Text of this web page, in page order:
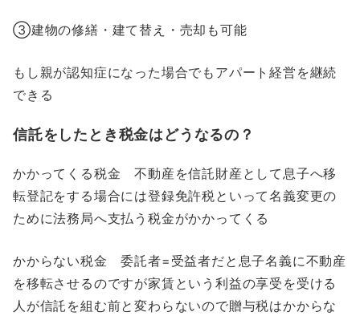
➂建物の修繕・建て替え・売却も可能
もし親が認知症になった場合でもアパート経営を継続
できる
信託をしたとき税金はどうなるの？
かかってくる税金 不動産を信託財産として息子へ移
転登記をする場合には登録免許税といって名義変更の
ために法務局へ支払う税金がかかってくる
かからない税金 委託者=受益者だと息子名義に不動産
を移転させるのですが家賃という利益の享受を受ける
人が信託を組む前と変わらないので贈与税はかからな